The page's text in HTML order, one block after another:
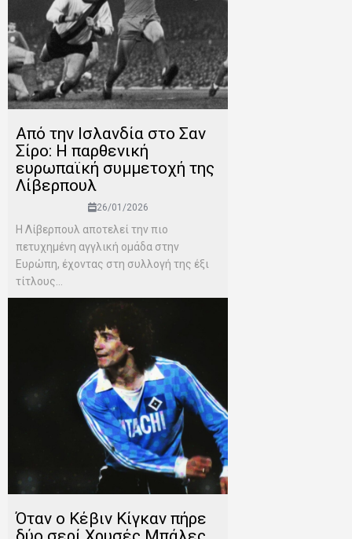
Από την Ισλανδία στο Σαν
Σίρο: Η παρθενική
ευρωπαϊκή συμμετοχή της
Λίβερπουλ
26/01/2026
Η Λίβερπουλ αποτελεί την πιο
πετυχημένη αγγλική ομάδα στην
Ευρώπη, έχοντας στη συλλογή της έξι
τίτλους...
Όταν ο Κέβιν Κίγκαν πήρε